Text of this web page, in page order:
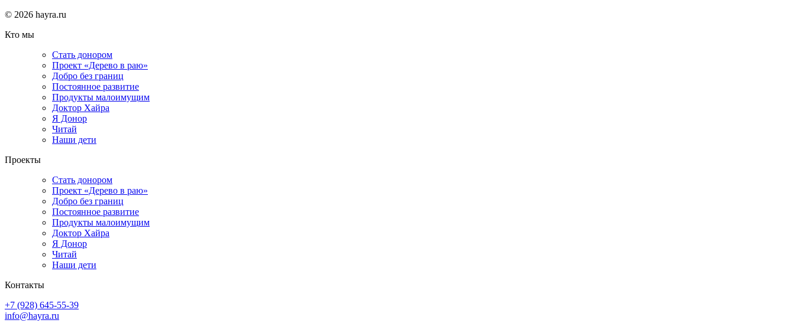
© 2026 hayra.ru
Кто мы
Стать донором
Проект «Дерево в раю»
Добро без границ
Постоянное развитие
Продукты малоимущим
Доктор Хайра
Я Донор
Читай
Наши дети
Проекты
Стать донором
Проект «Дерево в раю»
Добро без границ
Постоянное развитие
Продукты малоимущим
Доктор Хайра
Я Донор
Читай
Наши дети
Контакты
+7 (928) 645-55-39
info@hayra.ru